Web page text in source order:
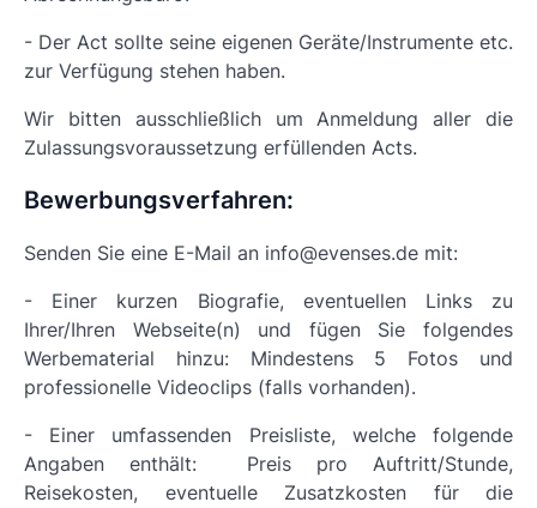
- Der Act sollte seine eigenen Geräte/Instrumente etc.
zur Verfügung stehen haben.
Wir bitten ausschließlich um Anmeldung aller die
Zulassungsvoraussetzung erfüllenden Acts.
Bewerbungsverfahren:
Senden Sie eine E-Mail an info@evenses.de mit:
- Einer kurzen Biografie, eventuellen Links zu
Ihrer/Ihren Webseite(n) und fügen Sie folgendes
Werbematerial hinzu: Mindestens 5 Fotos und
professionelle Videoclips (falls vorhanden).
- Einer umfassenden Preisliste, welche folgende
Angaben enthält: Preis pro Auftritt/Stunde,
Reisekosten, eventuelle Zusatzkosten für die